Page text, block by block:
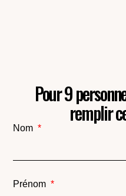
Pour 9
remplir
Nom
Prénom